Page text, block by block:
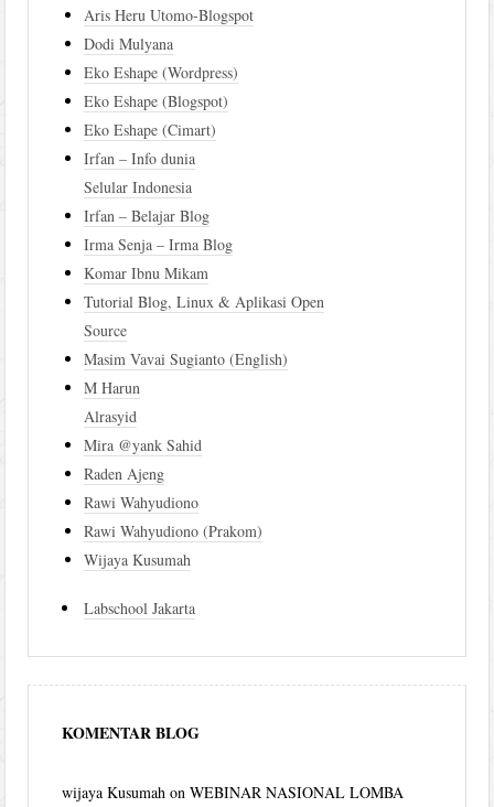
Aris Heru Utomo-Blogspot
Dodi Mulyana
Eko Eshape (Wordpress)
Eko Eshape (Blogspot)
Eko Eshape (Cimart)
Irfan – Info dunia
Selular Indonesia
Irfan – Belajar Blog
Irma Senja – Irma Blog
Komar Ibnu Mikam
Tutorial Blog, Linux & Aplikasi Open
Source
Masim Vavai Sugianto (English)
M Harun
Alrasyid
Mira @yank Sahid
Raden Ajeng
Rawi Wahyudiono
Rawi Wahyudiono (Prakom)
Wijaya Kusumah
Labschool Jakarta
KOMENTAR BLOG
wijaya Kusumah onWEBINAR NASIONAL LOMBA